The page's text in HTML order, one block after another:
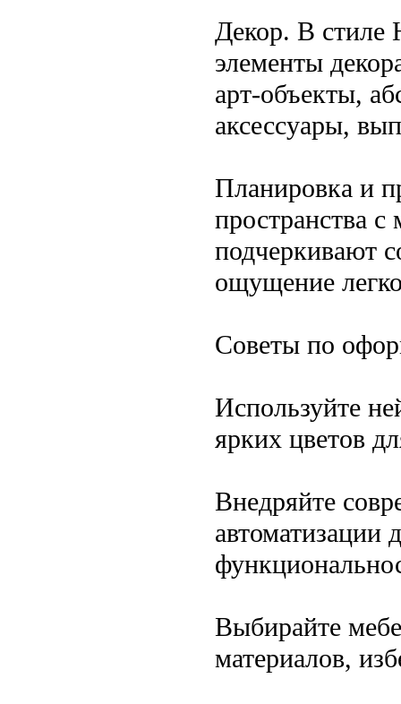
Декор. В стиле
элементы
арт-объекты,
аксессуары,
Планировка и
пространства
подчеркивают
ощущение
Советы по
Используйте
ярких цветов
Внедряйте
Выбирайте
материалов,